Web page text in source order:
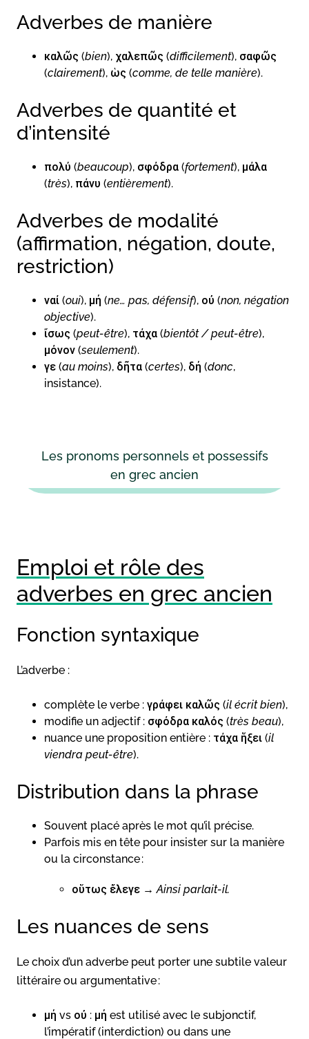
Adverbes de manière
καλῶς (bien), χαλεπῶς (difficilement), σαφῶς
(clairement), ὡς (comme, de telle manière).
Adverbes de quantité et
d’intensité
πολύ (beaucoup), σφόδρα (fortement), μάλα
(très), πάνυ (entièrement).
Adverbes de modalité
(affirmation, négation, doute,
restriction)
ναί (oui), μή (ne… pas, défensif), οὐ (non, négation
objective).
ἴσως (peut-être), τάχα (bientôt / peut-être),
μόνον (seulement).
γε (au moins), δῆτα (certes), δή (donc,
insistance).
Les pronoms personnels et possessifs
en grec ancien
Emploi et rôle des
adverbes en grec ancien
Fonction syntaxique
L’adverbe :
complète le verbe : γράφει καλῶς (il écrit bien),
modifie un adjectif : σφόδρα καλός (très beau),
nuance une proposition entière : τάχα ἥξει (il
viendra peut-être).
Distribution dans la phrase
Souvent placé après le mot qu’il précise.
Parfois mis en tête pour insister sur la manière
ou la circonstance :
οὕτως ἔλεγε →Ainsi parlait-il.
Les nuances de sens
Le choix d’un adverbe peut porter une subtile valeur
littéraire ou argumentative :
μή vs οὐ : μή est utilisé avec le subjonctif,
l’impératif (interdiction) ou dans une